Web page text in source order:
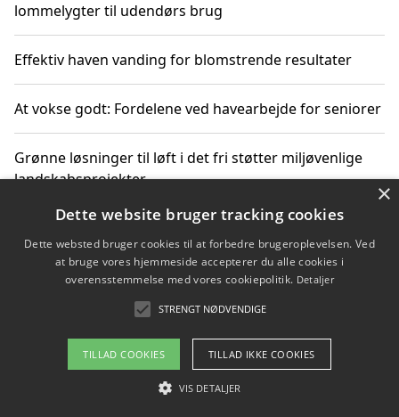
lommelygter til udendørs brug
Effektiv haven vanding for blomstrende resultater
At vokse godt: Fordelene ved havearbejde for seniorer
Grønne løsninger til løft i det fri støtter miljøvenlige
landskabsprojekter
Gør haven til et frirum for familien og naturen
Copyright 2026 - Pilanto Aps
Om / kontakt
Blog Betingelser
×
Dette website bruger tracking cookies
Dette websted bruger cookies til at forbedre brugeroplevelsen. Ved
at bruge vores hjemmeside accepterer du alle cookies i
overensstemmelse med vores cookiepolitik. Detaljer
STRENGT NØDVENDIGE
TILLAD COOKIES TILLAD IKKE COOKIES
VIS DETALJER